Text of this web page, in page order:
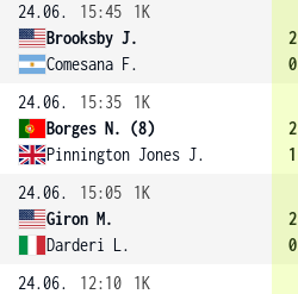
24.06.
15:45
1K
Brooksby J.
Comesana F.
2
0
24.06.
15:35
1K
Borges N. (8)
Pinnington Jones J.
2
1
24.06.
15:05
1K
Giron M.
Darderi L.
2
0
24.06.
12:10
1K